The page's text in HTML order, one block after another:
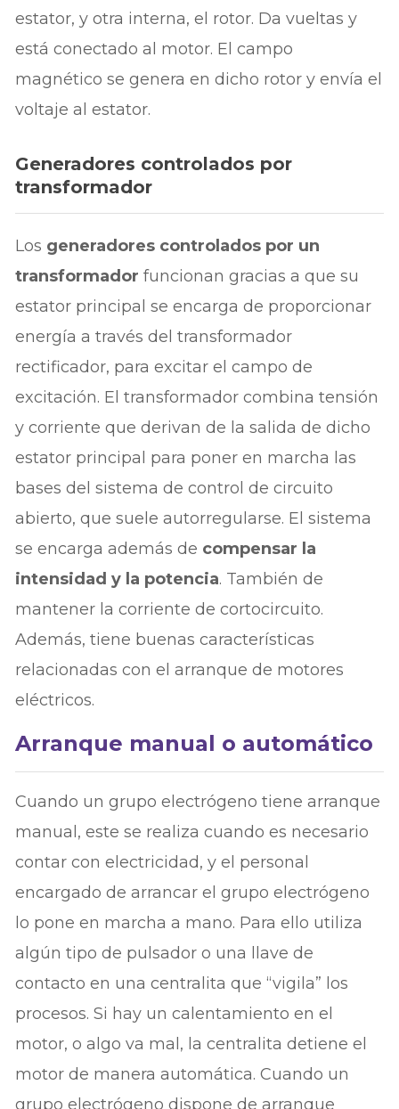
estator, y otra interna, el rotor. Da vueltas y
está conectado al motor. El campo
magnético se genera en dicho rotor y envía el
voltaje al estator.
Generadores controlados por
transformador
Los generadores controlados por un
transformador funcionan gracias a que su
estator principal se encarga de proporcionar
energía a través del transformador
rectificador, para excitar el campo de
excitación. El transformador combina tensión
y corriente que derivan de la salida de dicho
estator principal para poner en marcha las
bases del sistema de control de circuito
abierto, que suele autorregularse. El sistema
se encarga además de compensar la
intensidad y la potencia. También de
mantener la corriente de cortocircuito.
Además, tiene buenas características
relacionadas con el arranque de motores
eléctricos.
Arranque manual o automático
Cuando un grupo electrógeno tiene arranque
manual, este se realiza cuando es necesario
contar con electricidad, y el personal
encargado de arrancar el grupo electrógeno
lo pone en marcha a mano. Para ello utiliza
algún tipo de pulsador o una llave de
contacto en una centralita que “vigila” los
procesos. Si hay un calentamiento en el
motor, o algo va mal, la centralita detiene el
motor de manera automática. Cuando un
grupo electrógeno dispone de arranque